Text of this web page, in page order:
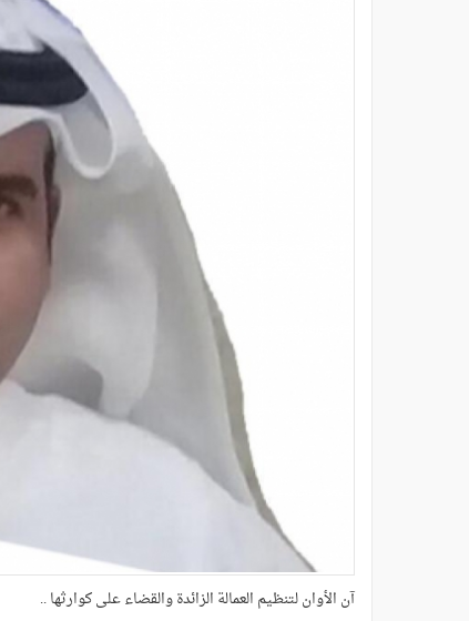
آن الأوان لتنظيم العمالة الزائدة والقضاء على كوارثها ..